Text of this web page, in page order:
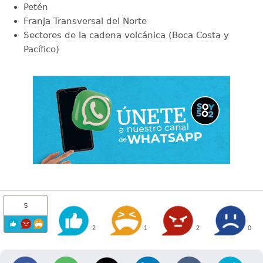
Petén
Franja Transversal del Norte
Sectores de la cadena volcánica (Boca Costa y
Pacífico)
5
2 1 2 0